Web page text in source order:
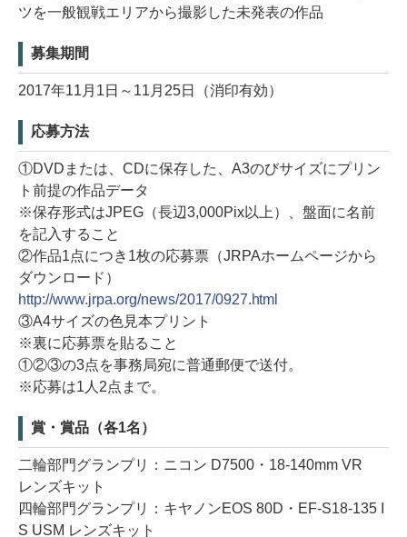
ツを一般観戦エリアから撮影した未発表の作品
募集期間
2017年11月1日～11月25日（消印有効）
応募方法
①DVDまたは、CDに保存した、A3のびサイズにプリン
ト前提の作品データ
※保存形式はJPEG（長辺3,000Pix以上）、盤面に名前
を記入すること
②作品1点につき1枚の応募票（JRPAホームページから
ダウンロード）
http://www.jrpa.org/news/2017/0927.html
③A4サイズの色見本プリント
※裏に応募票を貼ること
①②③の3点を事務局宛に普通郵便で送付。
※応募は1人2点まで。
賞・賞品（各1名）
二輪部門グランプリ：ニコン D7500・18-140mm VR
レンズキット
四輪部門グランプリ：キヤノンEOS 80D・EF-S18-135 I
S USM レンズキット